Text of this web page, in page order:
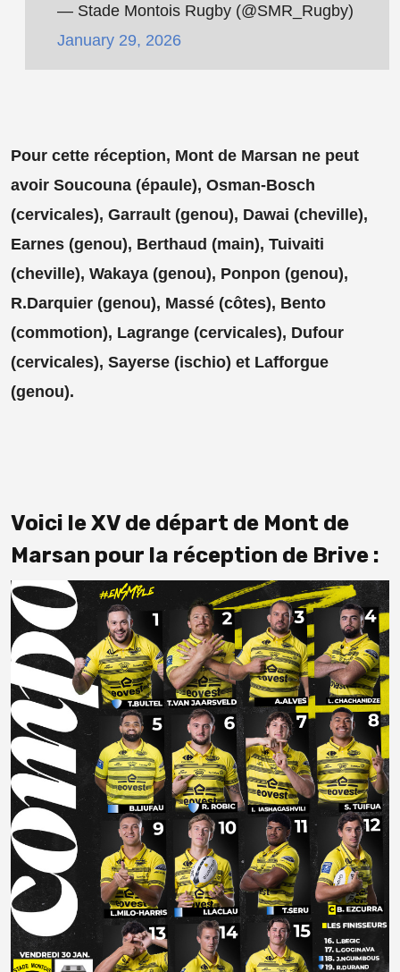
— Stade Montois Rugby (@SMR_Rugby)
January 29, 2026
Pour cette réception, Mont de Marsan ne peut
avoir Soucouna (épaule), Osman-Bosch
(cervicales), Garrault (genou), Dawai (cheville),
Earnes (genou), Berthaud (main), Tuivaiti
(cheville), Wakaya (genou), Ponpon (genou),
R.Darquier (genou), Massé (côtes), Bento
(commotion), Lagrange (cervicales), Dufour
(cervicales), Sayerse (ischio) et Lafforgue
(genou).
Voici le XV de départ de Mont de
Marsan pour la réception de Brive :